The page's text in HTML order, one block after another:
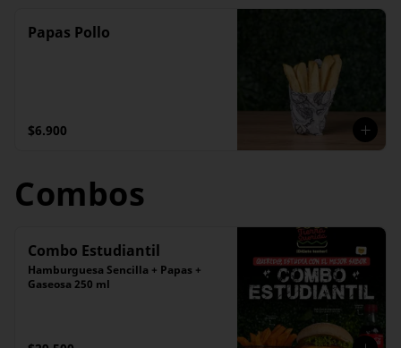
Papas Pollo
$6.900
Combos
Combo Estudiantil
Hamburguesa Sencilla + Papas +
Gaseosa 250 ml